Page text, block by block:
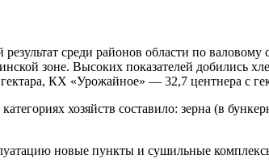
среди районов области по
зоне. Высоких показателей добились
КХ «Урожайное» — 32,7 центнера с
хозяйств составило: зерна (в
новые пункты и сушильные